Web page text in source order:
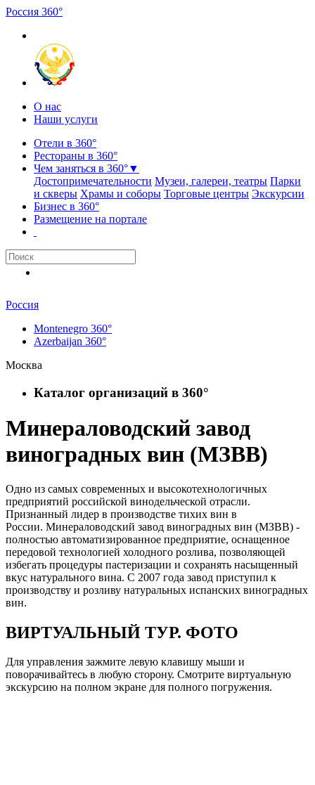
Россия 360°
О нас
Наши услуги
Отели в 360°
Рестораны в 360°
Чем заняться в 360°▼
Достопримечательности Музеи, галереи, театры Парки
и скверы Храмы и соборы Торговые центры Экскурсии
Бизнес в 360°
Размещение на портале
Россия
Montenegro 360°
Azerbaijan 360°
Москва
Каталог организаций в 360°
Минераловодский завод
виноградных вин (МЗВВ)
Одно из самых современных и высокотехнологичных
предприятий российской винодельческой отрасли.
Признанный лидер в производстве тихих вин в
России. Минераловодский завод виноградных вин (МЗВВ) -
полностью автоматизированное предприятие, оснащенное
передовой технологией холодного розлива, позволяющей
избегать процедуры пастеризации и сохранять насыщенный
вкус натурального вина. С 2007 года завод приступил к
производству и розливу натуральных испанских виноградных
вин.
ВИРТУАЛЬНЫЙ ТУР. ФОТО
Для управления зажмите левую клавишу мыши и
поворачивайтесь в любую сторону. Смотрите виртуальную
экскурсию на полном экране для полного погружения.